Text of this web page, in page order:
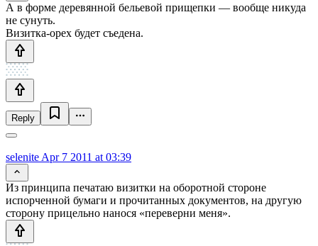
А в форме деревянной бельевой прищепки — вообще никуда
не сунуть.
Визитка-орех будет съедена.
Reply
selenite Apr 7 2011 at 03:39
Из принципа печатаю визитки на оборотной стороне
испорченной бумаги и прочитанных документов, на другую
сторону прицельно нанося «переверни меня».